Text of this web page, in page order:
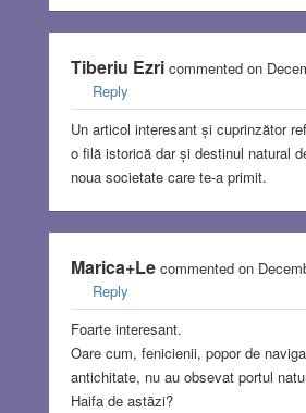
Tiberiu Ezricommented on
Reply
Un articol interesant și cuprinzător
o filă istorică dar și destinul natural
noua societate care te-a primit.
Marica+Lecommented on
Reply
Foarte interesant.
Oare cum, fenicienii, popor de
antichitate, nu au obsevat portul
Haifa de astāzi?